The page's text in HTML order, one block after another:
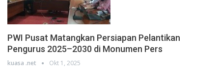
PWI Pusat Matangkan Persiapan Pelantikan
Pengurus 2025–2030 di Monumen Pers
kuasa .net Okt 1, 2025